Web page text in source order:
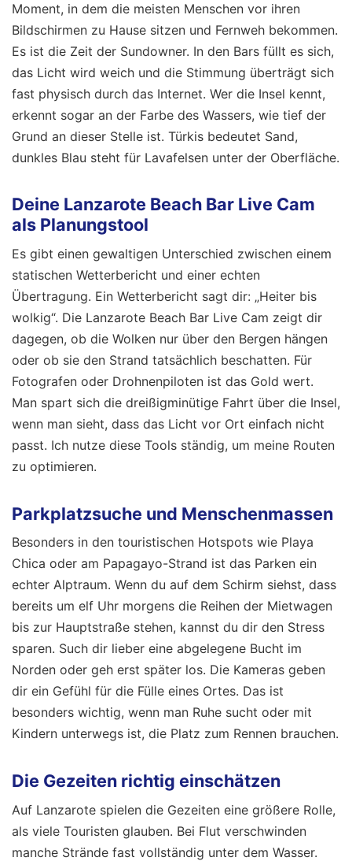
Moment, in dem die meisten Menschen vor ihren
Bildschirmen zu Hause sitzen und Fernweh bekommen.
Es ist die Zeit der Sundowner. In den Bars füllt es sich,
das Licht wird weich und die Stimmung überträgt sich
fast physisch durch das Internet. Wer die Insel kennt,
erkennt sogar an der Farbe des Wassers, wie tief der
Grund an dieser Stelle ist. Türkis bedeutet Sand,
dunkles Blau steht für Lavafelsen unter der Oberfläche.
Deine Lanzarote Beach Bar Live Cam
als Planungstool
Es gibt einen gewaltigen Unterschied zwischen einem
statischen Wetterbericht und einer echten
Übertragung. Ein Wetterbericht sagt dir: „Heiter bis
wolkig“. Die Lanzarote Beach Bar Live Cam zeigt dir
dagegen, ob die Wolken nur über den Bergen hängen
oder ob sie den Strand tatsächlich beschatten. Für
Fotografen oder Drohnenpiloten ist das Gold wert.
Man spart sich die dreißigminütige Fahrt über die Insel,
wenn man sieht, dass das Licht vor Ort einfach nicht
passt. Ich nutze diese Tools ständig, um meine Routen
zu optimieren.
Parkplatzsuche und Menschenmassen
Besonders in den touristischen Hotspots wie Playa
Chica oder am Papagayo-Strand ist das Parken ein
echter Alptraum. Wenn du auf dem Schirm siehst, dass
bereits um elf Uhr morgens die Reihen der Mietwagen
bis zur Hauptstraße stehen, kannst du dir den Stress
sparen. Such dir lieber eine abgelegene Bucht im
Norden oder geh erst später los. Die Kameras geben
dir ein Gefühl für die Fülle eines Ortes. Das ist
besonders wichtig, wenn man Ruhe sucht oder mit
Kindern unterwegs ist, die Platz zum Rennen brauchen.
Die Gezeiten richtig einschätzen
Auf Lanzarote spielen die Gezeiten eine größere Rolle,
als viele Touristen glauben. Bei Flut verschwinden
manche Strände fast vollständig unter dem Wasser.